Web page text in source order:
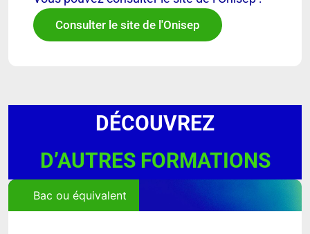
Consulter le site de l'Onisep
DÉCOUVREZ
D’AUTRES FORMATIONS
Bac ou équivalent